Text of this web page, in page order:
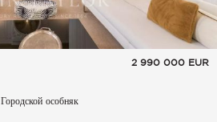
2 990 000 EUR
Городской особняк